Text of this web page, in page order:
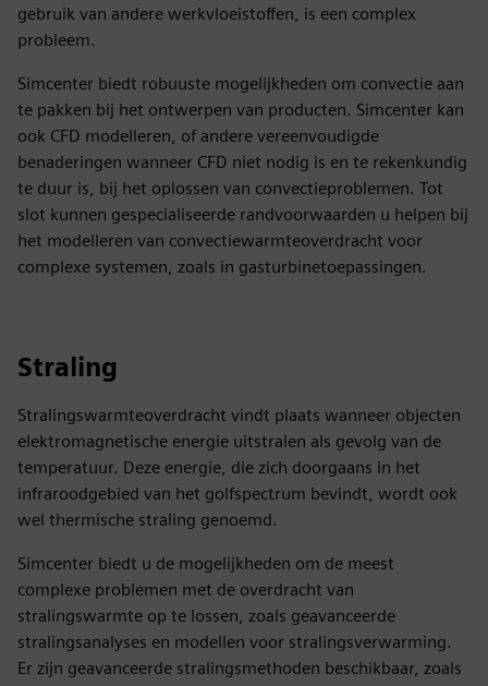
gebruik van andere werkvloeistoffen, is een complex
probleem.
Simcenter biedt robuuste mogelijkheden om convectie aan
te pakken bij het ontwerpen van producten. Simcenter kan
ook CFD modelleren, of andere vereenvoudigde
benaderingen wanneer CFD niet nodig is en te rekenkundig
te duur is, bij het oplossen van convectieproblemen. Tot
slot kunnen gespecialiseerde randvoorwaarden u helpen bij
het modelleren van convectiewarmteoverdracht voor
complexe systemen, zoals in gasturbinetoepassingen.
Straling
Stralingswarmteoverdracht vindt plaats wanneer objecten
elektromagnetische energie uitstralen als gevolg van de
temperatuur. Deze energie, die zich doorgaans in het
infraroodgebied van het golfspectrum bevindt, wordt ook
wel thermische straling genoemd.
Simcenter biedt u de mogelijkheden om de meest
complexe problemen met de overdracht van
stralingswarmte op te lossen, zoals geavanceerde
stralingsanalyses en modellen voor stralingsverwarming.
Er zijn geavanceerde stralingsmethoden beschikbaar, zoals